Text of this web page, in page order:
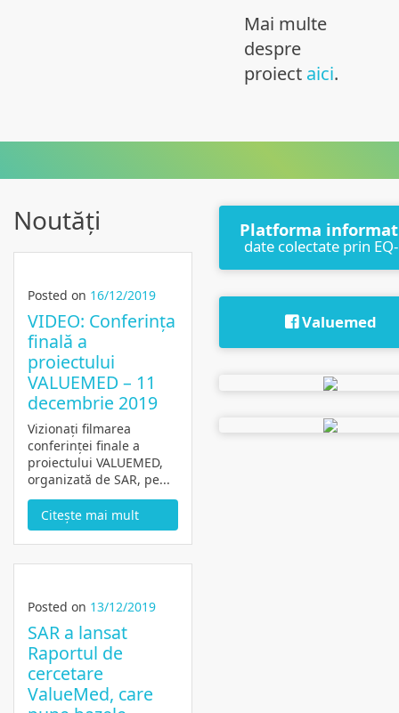
Mai multe
despre
proiect aici.
Noutăți
Posted on 16/12/2019
VIDEO: Conferința
finală a
proiectului
VALUEMED – 11
decembrie 2019
Vizionați filmarea
conferinței finale a
proiectului VALUEMED,
organizată de SAR, pe...
Citește mai mult
Posted on 13/12/2019
SAR a lansat
Raportul de
cercetare
ValueMed, care
Platforma
date colectate prin
Valuemed